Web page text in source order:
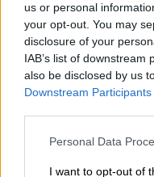
us or personal
your opt-out. You may
disclosure of your
IAB’s list of
also be disclosed by us
Downstream Participants
Please note that this
not limited to your visit
Personal Data
I want to opt-out of
Ο Γιώργος
περίσταση ένα
Αποχρώσεις του
Hong Chau και η
δημιουργία
H Emma Stone,
επέλεξε για την